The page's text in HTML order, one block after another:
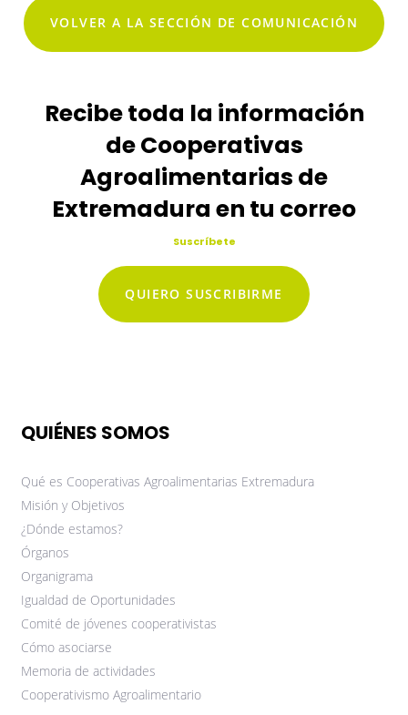
VOLVER A LA SECCIÓN DE COMUNICACIÓN
Recibe toda la información
de Cooperativas
Agroalimentarias de
Extremadura en tu correo
Suscríbete
QUIERO SUSCRIBIRME
QUIÉNES SOMOS
Qué es Cooperativas Agroalimentarias Extremadura
Misión y Objetivos
¿Dónde estamos?
Órganos
Organigrama
Igualdad de Oportunidades
Comité de jóvenes cooperativistas
Cómo asociarse
Memoria de actividades
Cooperativismo Agroalimentario